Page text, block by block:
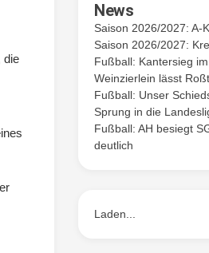
die
News
Saison 2026/2027: A-
Saison 2026/2027:
Fußball: Kantersieg
Weinzierlein lässt
Fußball: Unser
Sprung in die
Fußball: AH besiegt
deutlich
Laden...